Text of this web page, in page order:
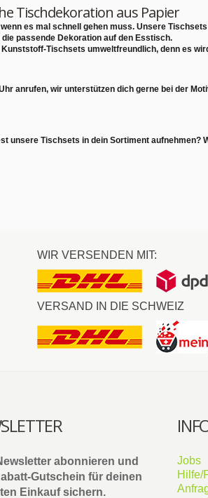
Tischdekoration aus Papier
es mal schnell gehen muss. Unsere
passende Dekoration auf den Esstisch.
Kunststoff-Tischsets umweltfreundlich, denn es
anrufen, wir unterstützen dich gerne bei der
unsere Tischsets in dein Sortiment aufnehmen?
WIR VERSENDEN MIT:
VERSAND IN DIE SCHWEIZ
abonnieren und
Gutschein für deinen
Einkauf sichern.
Jobs
Hilfe/